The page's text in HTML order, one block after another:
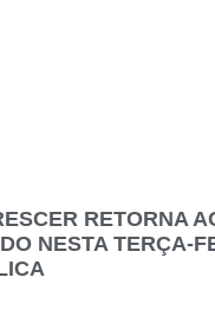
RETORNA
NESTA TERÇA-